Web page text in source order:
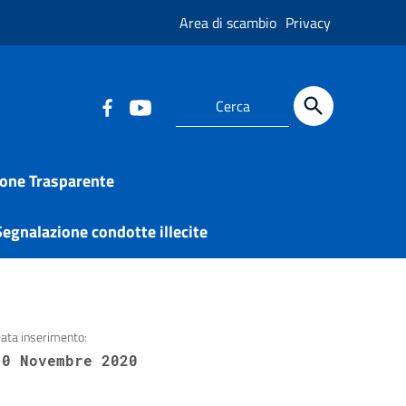
Area di scambio Privacy
Trasparente
condotte illecite
inserimento:
Novembre 2020